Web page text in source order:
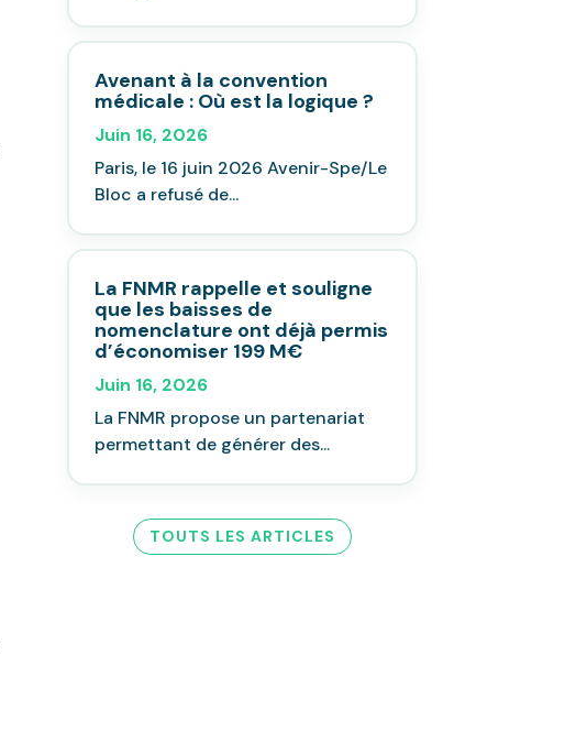
Avenant à la convention
médicale : Où est la logique ?
Juin 16, 2026
Paris, le 16 juin 2026 Avenir-Spe/Le
Bloc a refusé de...
La FNMR rappelle et souligne
que les baisses de
nomenclature ont déjà permis
d’économiser 199 M€
Juin 16, 2026
La FNMR propose un partenariat
permettant de générer des...
TOUTS LES ARTICLES